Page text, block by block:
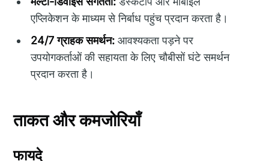
एप्लिकेशन के माध्यम से निर्बाध पहुंच प्रदान करता है।
24/7 ग्राहक समर्थन: आवश्यकता पड़ने पर
उपयोगकर्ताओं की सहायता के लिए चौबीसों घंटे समर्थन
प्रदान करता है।
ताकत और कमजोरियाँ
फायदे